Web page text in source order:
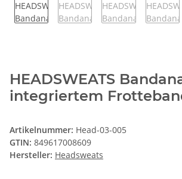
HEADSWEATS
integriertem
Artikelnummer: Head-03-005
GTIN: 849617008609
Hersteller: Headsweats